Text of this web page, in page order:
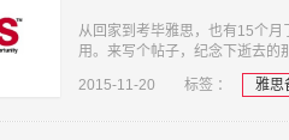
从回家到考毕雅思，也有15个
用。来写个帖子，纪念下逝去
2015-11-20
标签 ： 雅思